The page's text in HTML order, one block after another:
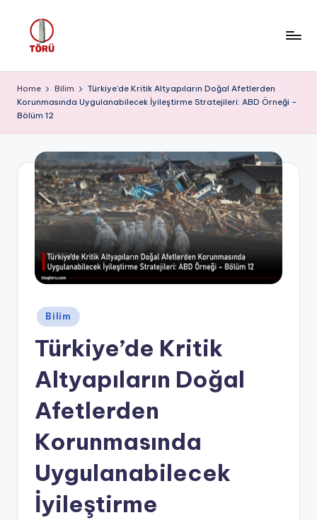
Ö
R
Ü
Home Bilim
Türkiye’de Kritik Altyapıların Doğal Afetlerden
Korunmasında Uygulanabilecek İyileştirme Stratejileri: ABD Örneği –
Bölüm 12
Posted
in
Bilim
Türkiye’de Kritik
Altyapıların Doğal
Afetlerden
Korunmasında
Uygulanabilecek
İyileştirme